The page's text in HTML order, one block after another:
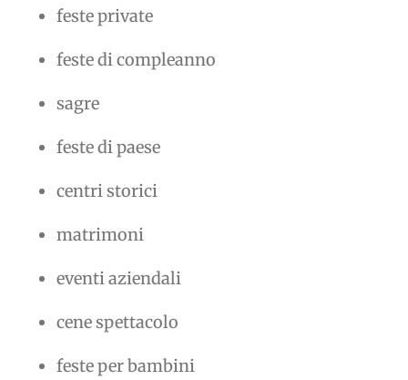
feste private
feste di compleanno
sagre
feste di paese
centri storici
matrimoni
eventi aziendali
cene spettacolo
feste per bambini